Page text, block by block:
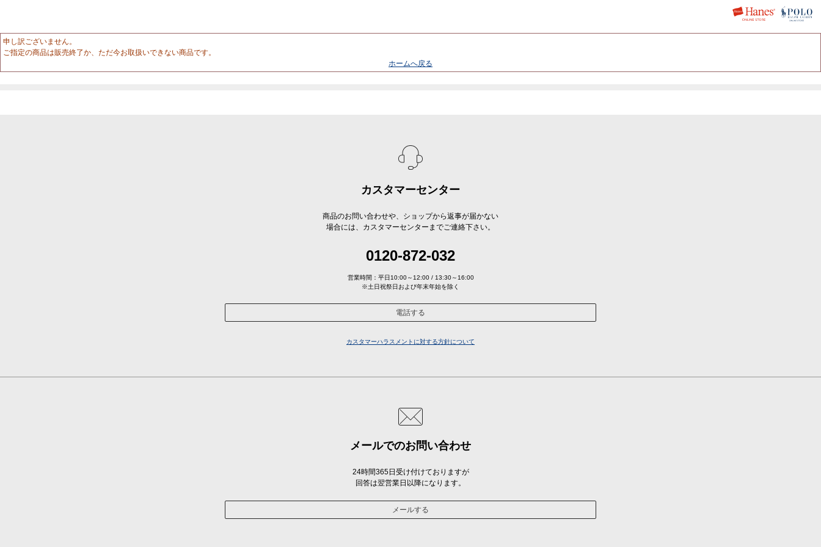
申し訳ございません。
ご指定の商品は販売終了か、ただ今お取扱いできない商品です。
ホームへ戻る
カスタマーセンター
商品のお問い合わせや、ショップから返事が届かない
場合には、カスタマーセンターまでご連絡下さい。
0120-872-032
営業時間：平日10:00～12:00 / 13:30～16:00
※土日祝祭日および年末年始を除く
電話する
カスタマーハラスメントに対する方針について
メールでのお問い合わせ
24時間365日受け付けておりますが
回答は翌営業日以降になります。
メールする